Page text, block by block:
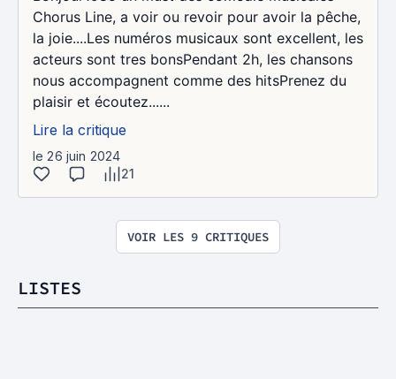
Chorus Line, a voir ou revoir pour avoir la pêche,
la joie....Les numéros musicaux sont excellent, les
acteurs sont tres bonsPendant 2h, les chansons
nous accompagnent comme des hitsPrenez du
plaisir et écoutez......
Lire la critique
le 26 juin 2024
21
VOIR LES 9 CRITIQUES
LISTES